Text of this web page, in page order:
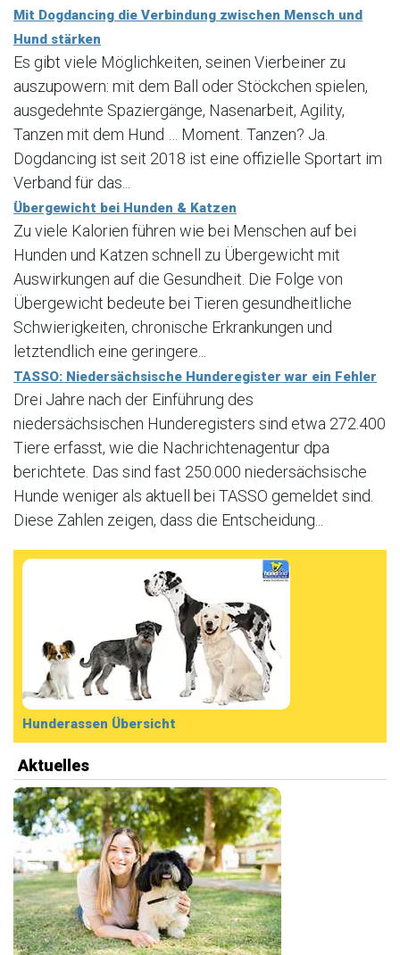
Mit Dogdancing die Verbindung zwischen Mensch und
Hund stärken
Es gibt viele Möglichkeiten, seinen Vierbeiner zu
auszupowern: mit dem Ball oder Stöckchen spielen,
ausgedehnte Spaziergänge, Nasenarbeit, Agility,
Tanzen mit dem Hund … Moment. Tanzen? Ja.
Dogdancing ist seit 2018 ist eine offizielle Sportart im
Verband für das...
Übergewicht bei Hunden & Katzen
Zu viele Kalorien führen wie bei Menschen auf bei
Hunden und Katzen schnell zu Übergewicht mit
Auswirkungen auf die Gesundheit. Die Folge von
Übergewicht bedeute bei Tieren gesundheitliche
Schwierigkeiten, chronische Erkrankungen und
letztendlich eine geringere...
TASSO: Niedersächsische Hunderegister war ein Fehler
Drei Jahre nach der Einführung des
niedersächsischen Hunderegisters sind etwa 272.400
Tiere erfasst, wie die Nachrichtenagentur dpa
berichtete. Das sind fast 250.000 niedersächsische
Hunde weniger als aktuell bei TASSO gemeldet sind.
Diese Zahlen zeigen, dass die Entscheidung...
Hunderassen Übersicht
Aktuelles